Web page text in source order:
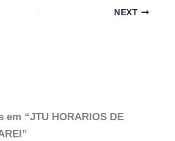
NEXT
em “JTU HORARIOS DE